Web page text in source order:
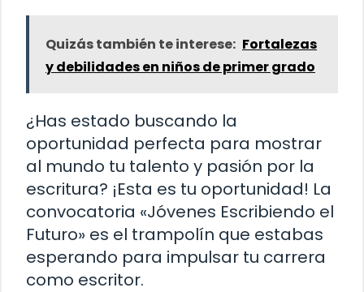
Quizás también te interese: Fortalezas
y debilidades en niños de primer grado
¿Has estado buscando la
oportunidad perfecta para mostrar
al mundo tu talento y pasión por la
escritura? ¡Esta es tu oportunidad! La
convocatoria «Jóvenes Escribiendo el
Futuro» es el trampolín que estabas
esperando para impulsar tu carrera
como escritor.